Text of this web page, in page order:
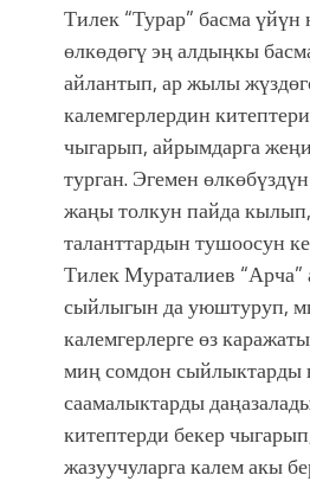
Тилек “Турар” басма үйүн
өлкөдөгү эң алдыңкы
айлантып, ар жылы
калемгерлердин
чыгарып, айрымдарга
турган. Эгемен
жаңы толкун пайда
таланттардын тушоосун
Тилек Мураталиев “Арча”
сыйлыгын да уюштуруп,
калемгерлерге өз
миң сомдон сыйлыктарды
саамалыктарды
китептерди бекер
жазуучуларга калем акы